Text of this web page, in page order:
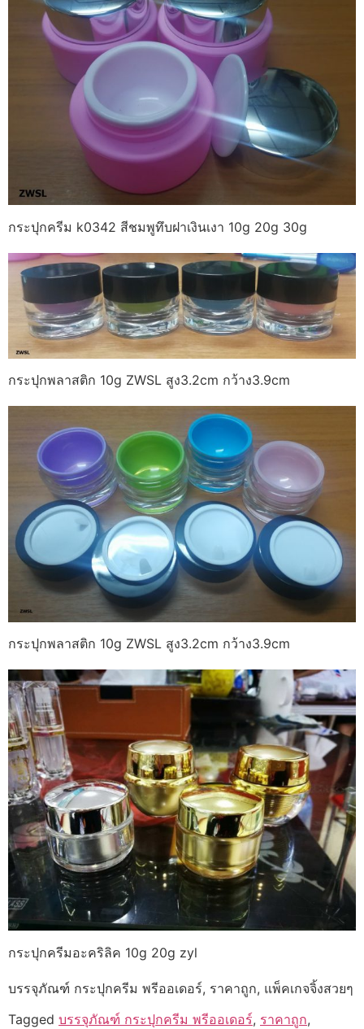
กระปุกครีม k0342 สีชมพูทึบฝาเงินเงา 10g 20g 30g
กระปุกพลาสติก 10g ZWSL สูง3.2cm กว้าง3.9cm
กระปุกพลาสติก 10g ZWSL สูง3.2cm กว้าง3.9cm
กระปุกครีมอะคริลิค 10g 20g zyl
บรรจุภัณฑ์ กระปุกครีม พรีออเดอร์, ราคาถูก, แพ็คเกจจิ้งสวยๆ
Tagged บรรจุภัณฑ์ กระปุกครีม พรีออเดอร์, ราคาถูก,